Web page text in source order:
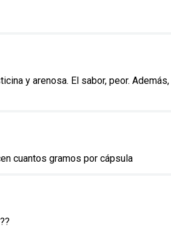
y arenosa. El sabor, peor.
cuantos gramos por cápsula